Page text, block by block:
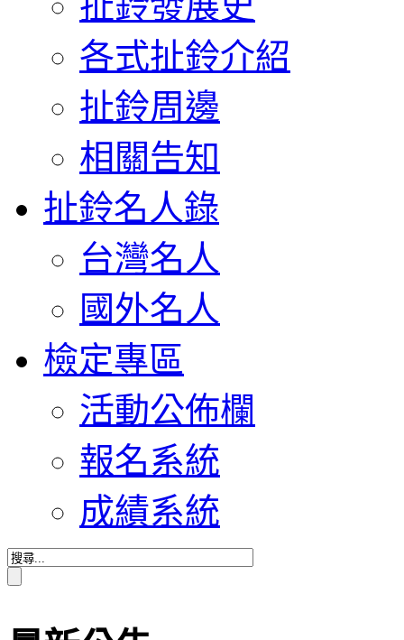
各式扯鈴介紹
扯鈴周邊
相關告知
扯鈴名人錄
台灣名人
國外名人
檢定專區
活動公佈欄
報名系統
成績系統